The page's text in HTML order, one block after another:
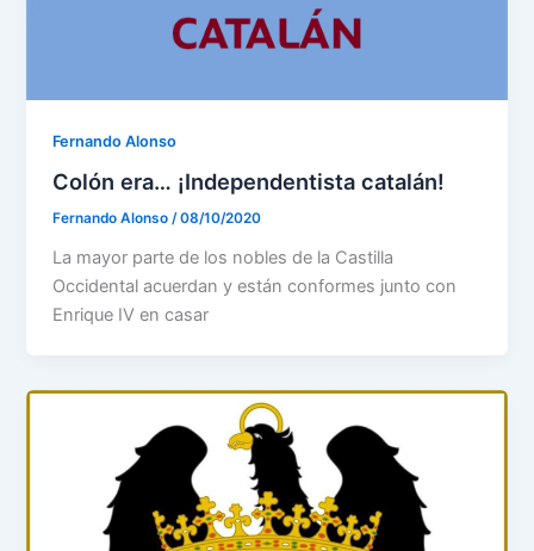
Fernando Alonso
Colón era… ¡Independentista catalán!
Fernando Alonso/08/10/2020
La mayor parte de los nobles de la Castilla
Occidental acuerdan y están conformes junto con
Enrique IV en casar